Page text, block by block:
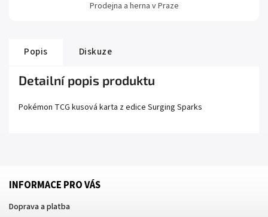
Prodejna a herna v Praze
Popis Diskuze
Detailní popis produktu
Pokémon TCG kusová karta z edice Surging Sparks
INFORMACE PRO VÁS
Doprava a platba